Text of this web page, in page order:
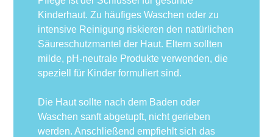
Kinderhaut. Zu häufiges Waschen oder zu
intensive Reinigung riskieren den natürlichen
Säureschutzmantel der Haut. Eltern sollten
milde, pH-neutrale Produkte verwenden, die
speziell für Kinder formuliert sind.
Die Haut sollte nach dem Baden oder
Waschen sanft abgetupft, nicht gerieben
werden. Anschließend empfiehlt sich das